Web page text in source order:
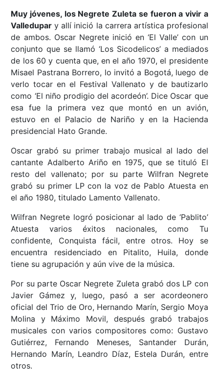
Muy jóvenes, los Negrete Zuleta se fueron a vivir a
Valledupar y allí inició la carrera artística profesional
de ambos. Oscar Negrete inició en ‘El Valle’ con un
conjunto que se llamó ‘Los Sicodelicos’ a mediados
de los 60 y cuenta que, en el año 1970, el presidente
Misael Pastrana Borrero, lo invitó a Bogotá, luego de
verlo tocar en el Festival Vallenato y de bautizarlo
como ‘El niño prodigio del acordeón’. Dice Oscar que
esa fue la primera vez que montó en un avión,
estuvo en el Palacio de Nariño y en la Hacienda
presidencial Hato Grande.
Oscar grabó su primer trabajo musical al lado del
cantante Adalberto Ariño en 1975, que se tituló El
resto del vallenato; por su parte Wilfran Negrete
grabó su primer LP con la voz de Pablo Atuesta en
el año 1980, titulado Lamento Vallenato.
Wilfran Negrete logró posicionar al lado de ‘Pablito’
Atuesta varios éxitos nacionales, como Tu
confidente, Conquista fácil, entre otros. Hoy se
encuentra residenciado en Pitalito, Huila, donde
tiene su agrupación y aún vive de la música.
Por su parte Oscar Negrete Zuleta grabó dos LP con
Javier Gámez y, luego, pasó a ser acordeonero
oficial del Trio de Oro, Hernando Marín, Sergio Moya
Molina y Máximo Movil, después grabó trabajos
musicales con varios compositores como: Gustavo
Gutiérrez, Fernando Meneses, Santander Durán,
Hernando Marín, Leandro Díaz, Estela Durán, entre
otros.